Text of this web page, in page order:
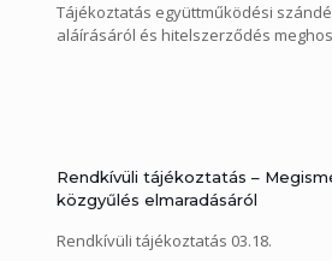
Tájékoztatás együttműködési
aláírásáról és hitelszerződés
Rendkívüli tájékoztatás –
közgyűlés elmaradásáról
Rendkívüli tájékoztatás 03.18.